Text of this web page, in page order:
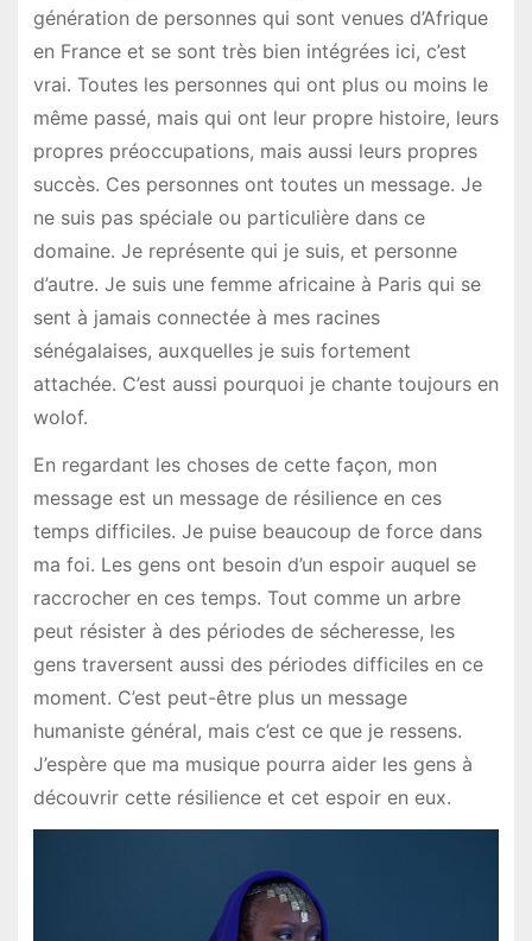
génération de personnes qui sont venues d’Afrique
en France et se sont très bien intégrées ici, c’est
vrai. Toutes les personnes qui ont plus ou moins le
même passé, mais qui ont leur propre histoire, leurs
propres préoccupations, mais aussi leurs propres
succès. Ces personnes ont toutes un message. Je
ne suis pas spéciale ou particulière dans ce
domaine. Je représente qui je suis, et personne
d’autre. Je suis une femme africaine à Paris qui se
sent à jamais connectée à mes racines
sénégalaises, auxquelles je suis fortement
attachée. C’est aussi pourquoi je chante toujours en
wolof.
En regardant les choses de cette façon, mon
message est un message de résilience en ces
temps difficiles. Je puise beaucoup de force dans
ma foi. Les gens ont besoin d’un espoir auquel se
raccrocher en ces temps. Tout comme un arbre
peut résister à des périodes de sécheresse, les
gens traversent aussi des périodes difficiles en ce
moment. C’est peut-être plus un message
humaniste général, mais c’est ce que je ressens.
J’espère que ma musique pourra aider les gens à
découvrir cette résilience et cet espoir en eux.